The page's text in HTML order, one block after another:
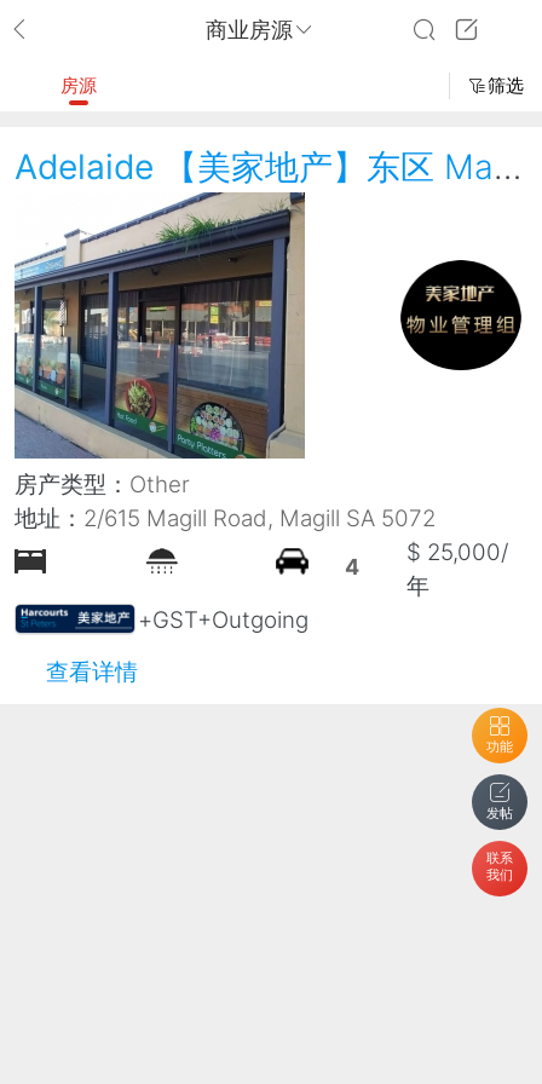
商业房源
功能
发帖
联系
我们
房源 筛选
Adelaide 【美家地产】东区 Magill Road 绝佳位置商业物业出租
房产类型： Other
地址： 2/615 Magill Road, Magill SA 5072
4
$ 25,000/
年
+GST+Outgoing
查看详情